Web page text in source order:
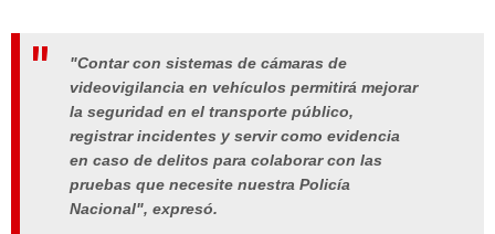
"Contar con sistemas de cámaras de
videovigilancia en vehículos permitirá mejorar
la seguridad en el transporte público,
registrar incidentes y servir como evidencia
en caso de delitos para colaborar con las
pruebas que necesite nuestra Policía
Nacional", expresó.